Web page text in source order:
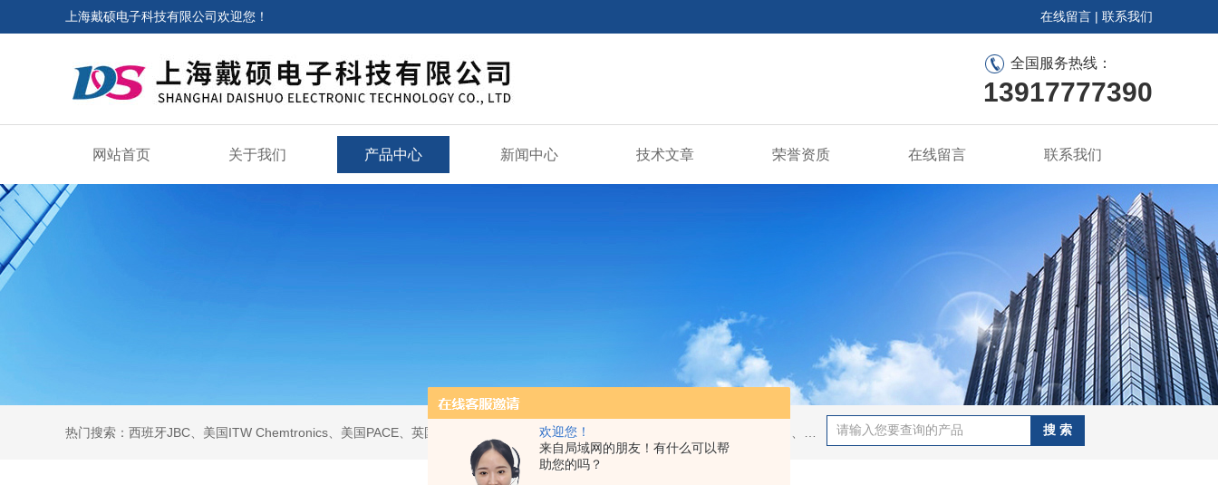
欢迎您！
来自局域网的朋友！有什么可以帮
助您的吗？
上海戴硕电子科技有限公司欢迎您！ 在线留言 | 联系我们
全国服务热线：
13917777390
网站首页 关于我们 产品中心 新闻中心 技术文章 荣誉资质 在线留言 联系我们